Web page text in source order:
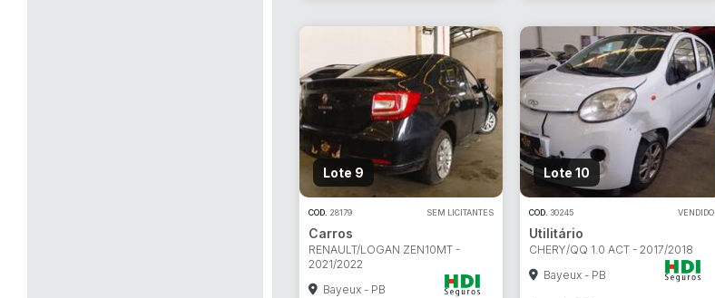
Lote 9
COD. 28179 SEM LICITANTES
Carros
RENAULT/LOGAN ZEN10MT -
2021/2022
Bayeux - PB
Lote 10
COD. 30245 VENDIDO
Utilitário
CHERY/QQ 1.0 ACT - 2017/2018
Bayeux - PB